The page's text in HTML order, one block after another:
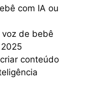
com IA ou
de bebê
conteúdo